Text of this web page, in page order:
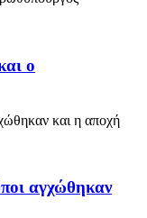
ο
αγχώθηκαν